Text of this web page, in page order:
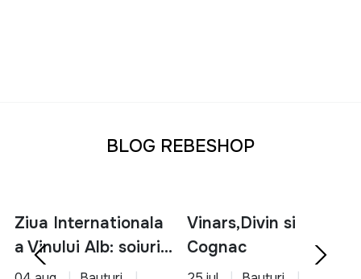
BLOG REBESHOP
Ziua Internationala
a Vinului Alb: soiuri,
servire si asocieri
Vinars,Divin si
Cognac